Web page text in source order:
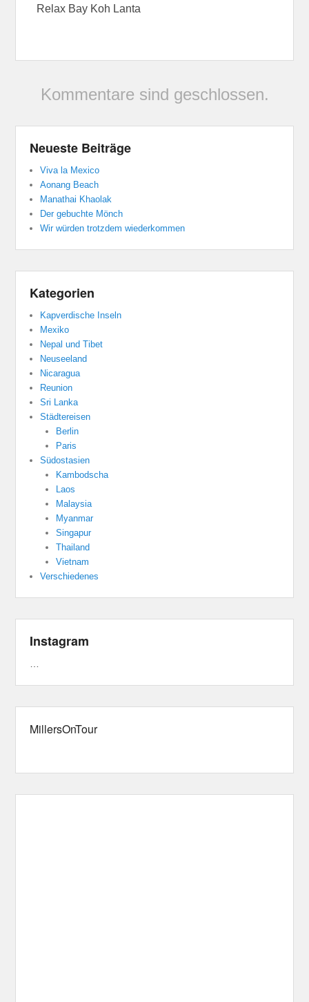
Relax Bay Koh Lanta
Kommentare sind geschlossen.
Neueste Beiträge
Viva la Mexico
Aonang Beach
Manathai Khaolak
Der gebuchte Mönch
Wir würden trotzdem wiederkommen
Kategorien
Kapverdische Inseln
Mexiko
Nepal und Tibet
Neuseeland
Nicaragua
Reunion
Sri Lanka
Städtereisen
Berlin
Paris
Südostasien
Kambodscha
Laos
Malaysia
Myanmar
Singapur
Thailand
Vietnam
Verschiedenes
Instagram
…
MillersOnTour